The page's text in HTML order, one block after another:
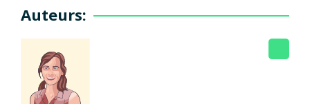
Auteurs: